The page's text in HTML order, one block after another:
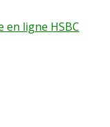
ligne HSBC